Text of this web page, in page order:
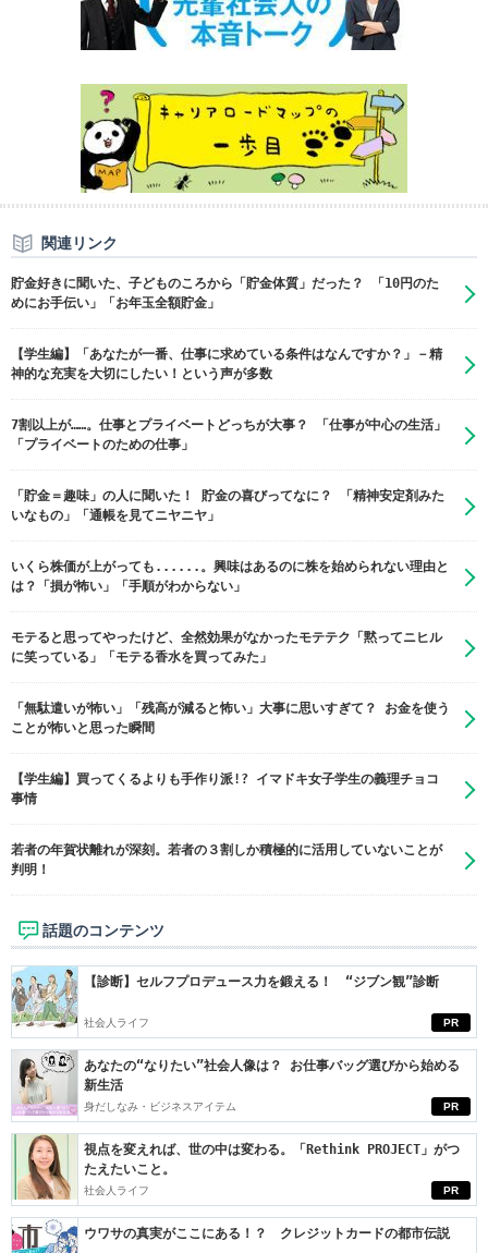
関連リンク
貯金好きに聞いた、子どものころから「貯金体質」だった？ 「10円のた
めにお手伝い」「お年玉全額貯金」
【学生編】「あなたが一番、仕事に求めている条件はなんですか？」－精
神的な充実を大切にしたい！という声が多数
7割以上が……。仕事とプライベートどっちが大事？ 「仕事が中心の生活」
「プライベートのための仕事」
「貯金＝趣味」の人に聞いた！ 貯金の喜びってなに？ 「精神安定剤みた
いなもの」「通帳を見てニヤニヤ」
いくら株価が上がっても......。興味はあるのに株を始められない理由と
は？「損が怖い」「手順がわからない」
モテると思ってやったけど、全然効果がなかったモテテク「黙ってニヒル
に笑っている」「モテる香水を買ってみた」
「無駄遣いが怖い」「残高が減ると怖い」大事に思いすぎて？ お金を使う
ことが怖いと思った瞬間
【学生編】買ってくるよりも手作り派!? イマドキ女子学生の義理チョコ
事情
若者の年賀状離れが深刻。若者の３割しか積極的に活用していないことが
判明！
話題のコンテンツ
PR
【診断】セルフプロデュース力を鍛える！ “ジブン観”診断
社会人ライフ
PR
あなたの“なりたい”社会人像は？ お仕事バッグ選びから始める
新生活
身だしなみ・ビジネスアイテム
PR
視点を変えれば、世の中は変わる。「Rethink PROJECT」がつ
たえたいこと。
社会人ライフ
ウワサの真実がここにある！？ クレジットカードの都市伝説